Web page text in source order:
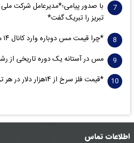
با صدور پیامی؛*مدیرعامل شرکت
تبریز را تبریک گفت*
*چرا قیمت مس دوباره وارد کانال ۱۴ هزار دلار شد*
مس در آستانه یک دوره تاریخی از
*قیمت فلز سرخ از ۱۴هزار دلار در هر تن عبور کرد*
اطلاعات تماس